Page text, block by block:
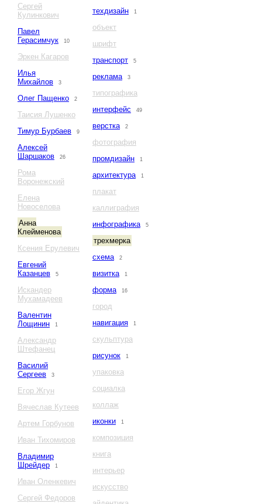
Сергей
Кулинкович
Павел
Герасимчук
10
Эркен Кагаров
Илья
Михайлов
3
Олег Пащенко 2
Таисия Лушенко
Тимур Бурбаев
9
Алексей
Шаршаков
26
Рома
Воронежский
Елена
Новоселова
Анна
Клейменова
Ксения Ерулевич
Евгений
Казанцев
5
Искандер
Мухамадеев
Валентин
Лощинин
1
Александр
Штефанец
Василий
Сергеев
3
Егор Жгун
Вячеслав Кутеев
Артем Горбунов
Иван Тихомиров
Владимир
Шрейдер
1
Иван Оленкевич
Сергей Федоров
техдизайн 1
объект
шрифт
транспорт
5
реклама 3
типографика
интерфейс
49
верстка 2
фотография
промдизайн
1
архитектура 1
плакат
каллиграфия
инфографика
5
трехмерка
схема
2
визитка 1
форма 16
город
навигация
1
скульптура
рисунок
1
упаковка
социалка
коллаж
иконки
1
композиция
книга
интерьер
искусство